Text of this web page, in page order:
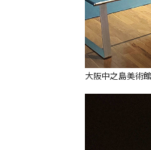
大阪中之島美術